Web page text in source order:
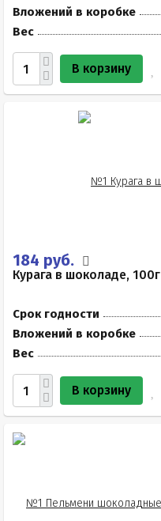
Вложений в коробке
Вес
В корзину
184 руб.
Курага в шоколаде, 100г
Срок годности
Вложений в коробке
Вес
В корзину